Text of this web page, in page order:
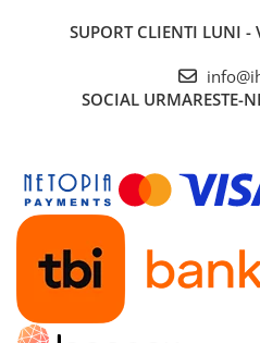
Telefoane Mobile Oukitel
Stații de Încărcare Rezidențiale /
Acasă
Stații de Încărcare Comerciale /
Profesionale
SUPORT CLIENTI LUNI -
SOCIAL URMARESTE-